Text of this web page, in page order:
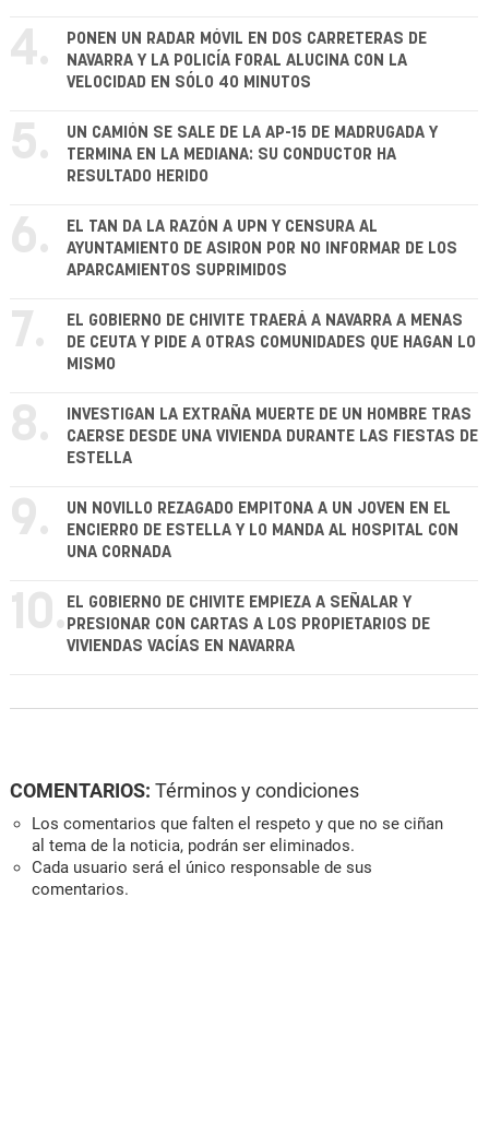
4.
PONEN UN RADAR MÓVIL EN DOS CARRETERAS DE
NAVARRA Y LA POLICÍA FORAL ALUCINA CON LA
VELOCIDAD EN SÓLO 40 MINUTOS
5.
UN CAMIÓN SE SALE DE LA AP-15 DE MADRUGADA Y
TERMINA EN LA MEDIANA: SU CONDUCTOR HA
RESULTADO HERIDO
6.
EL TAN DA LA RAZÓN A UPN Y CENSURA AL
AYUNTAMIENTO DE ASIRON POR NO INFORMAR DE LOS
APARCAMIENTOS SUPRIMIDOS
7.
EL GOBIERNO DE CHIVITE TRAERÁ A NAVARRA A MENAS
DE CEUTA Y PIDE A OTRAS COMUNIDADES QUE HAGAN LO
MISMO
8.
INVESTIGAN LA EXTRAÑA MUERTE DE UN HOMBRE TRAS
CAERSE DESDE UNA VIVIENDA DURANTE LAS FIESTAS DE
ESTELLA
9.
UN NOVILLO REZAGADO EMPITONA A UN JOVEN EN EL
ENCIERRO DE ESTELLA Y LO MANDA AL HOSPITAL CON
UNA CORNADA
10. EL GOBIERNO DE CHIVITE EMPIEZA A SEÑALAR Y
PRESIONAR CON CARTAS A LOS PROPIETARIOS DE
VIVIENDAS VACÍAS EN NAVARRA
COMENTARIOS: Términos y condiciones
Los comentarios que falten el respeto y que no se ciñan
al tema de la noticia, podrán ser eliminados.
Cada usuario será el único responsable de sus
comentarios.